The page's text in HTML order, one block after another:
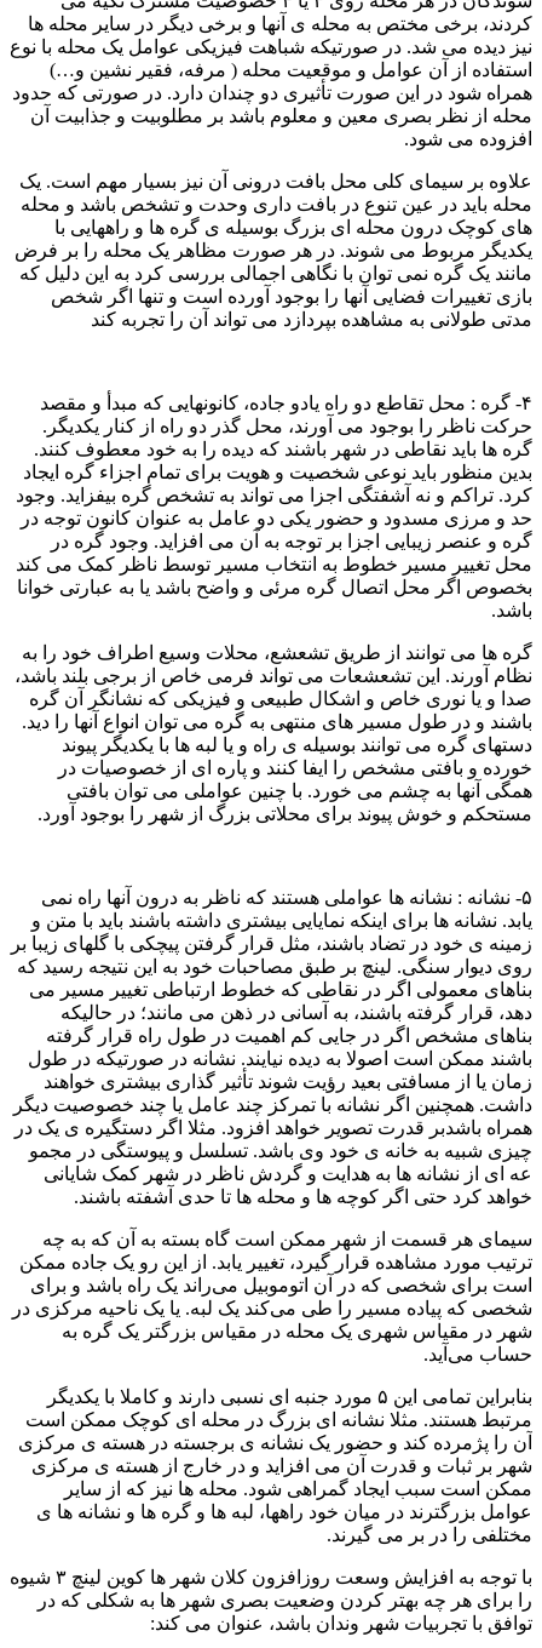
کردند، برخی مختص به محله ی آنها و برخی دیگر در سایر محله ها
نیز دیده می شد. در صورتیکه شباهت فیزیکی عوامل یک محله با نوع
استفاده از آن عوامل و موقعیت محله ( مرفه، فقیر نشین و…)
همراه شود در این صورت تأثیری دو چندان دارد. در صورتی که حدود
محله از نظر بصری معین و معلوم باشد بر مطلوبیت و جذابیت آن
افزوده می شود.
علاوه بر سیمای کلی محل بافت درونی آن نیز بسیار مهم است. یک
محله باید در عین تنوع در بافت داری وحدت و تشخص باشد و محله
های کوچک درون محله ای بزرگ بوسیله ی گره ها و راههایی با
یکدیگر مربوط می شوند. در هر صورت مظاهر یک محله را بر فرض
مانند یک گره نمی توان با نگاهی اجمالی بررسی کرد به این دلیل که
بازی تغییرات فضایی آنها را بوجود آورده است و تنها اگر شخص
مدتی طولانی به مشاهده بپردازد می تواند آن را تجربه کند
۴- گره : محل تقاطع دو راه یادو جاده، کانونهایی که مبدأ و مقصد
حرکت ناظر را بوجود می آورند، محل گذر دو راه از کنار یکدیگر.
گره ها باید نقاطی در شهر باشند که دیده را به خود معطوف کنند.
بدین منظور باید نوعی شخصیت و هویت برای تمام اجزاء گره ایجاد
کرد. تراکم و نه آشفتگی اجزا می تواند به تشخص گره بیفزاید. وجود
حد و مرزی مسدود و حضور یکی دو عامل به عنوان کانون توجه در
گره و عنصر زیبایی اجزا بر توجه به آن می افزاید. وجود گره در
محل تغییر مسیر خطوط به انتخاب مسیر توسط ناظر کمک می کند
بخصوص اگر محل اتصال گره مرئی و واضح باشد یا به عبارتی خوانا
باشد.
گره ها می توانند از طریق تشعشع، محلات وسیع اطراف خود را به
نظام آورند. این تشعشعات می تواند فرمی خاص از برجی بلند باشد،
صدا و یا نوری خاص و اشکال طبیعی و فیزیکی که نشانگر آن گره
باشند و در طول مسیر های منتهی به گره می توان انواع آنها را دید.
دستهای گره می توانند بوسیله ی راه و یا لبه ها با یکدیگر پیوند
خورده و بافتی مشخص را ایفا کنند و پاره ای از خصوصیات در
همگی آنها به چشم می خورد. با چنین عواملی می توان بافتی
مستحکم و خوش پیوند برای محلاتی بزرگ از شهر را بوجود آورد.
۵- نشانه : نشانه ها عواملی هستند که ناظر به درون آنها راه نمی
یابد. نشانه ها برای اینکه نمایایی بیشتری داشته باشند باید با متن و
زمینه ی خود در تضاد باشند، مثل قرار گرفتن پیچکی با گلهای زیبا بر
روی دیوار سنگی. لینچ بر طبق مصاحبات خود به این نتیجه رسید که
بناهای معمولی اگر در نقاطی که خطوط ارتباطی تغییر مسیر می
دهد، قرار گرفته باشند، به آسانی در ذهن می مانند؛ در حالیکه
بناهای مشخص اگر در جایی کم اهمیت در طول راه قرار گرفته
باشند ممکن است اصولا به دیده نیایند. نشانه در صورتیکه در طول
زمان یا از مسافتی بعید رؤیت شوند تأثیر گذاری بیشتری خواهند
داشت. همچنین اگر نشانه با تمرکز چند عامل یا چند خصوصیت دیگر
همراه باشدبر قدرت تصویر خواهد افزود. مثلا اگر دستگیره ی یک در
چیزی شبیه به خانه ی خود وی باشد. تسلسل و پیوستگی در مجمو
عه ای از نشانه ها به هدایت و گردش ناظر در شهر کمک شایانی
خواهد کرد حتی اگر کوچه ها و محله ها تا حدی آشفته باشند.
سیمای هر قسمت از شهر ممکن است گاه بسته به آن که به چه
ترتیب مورد مشاهده قرار گیرد، تغییر یابد. از این رو یک جاده ممکن
است برای شخصی که در آن اتوموبیل می‌راند یک راه باشد و برای
شخصی که پیاده مسیر را طی می‌کند یک لبه. یا یک ناحیه مرکزی در
شهر در مقیاس شهری یک محله در مقیاس بزرگتر یک گره به
حساب می‌آید.
بنابراین تمامی این ۵ مورد جنبه ای نسبی دارند و کاملا با یکدیگر
مرتبط هستند. مثلا نشانه ای بزرگ در محله ای کوچک ممکن است
آن را پژمرده کند و حضور یک نشانه ی برجسته در هسته ی مرکزی
شهر بر ثبات و قدرت آن می افزاید و در خارج از هسته ی مرکزی
ممکن است سبب ایجاد گمراهی شود. محله ها نیز که از سایر
عوامل بزرگترند در میان خود راهها، لبه ها و گره ها و نشانه ها ی
مختلفی را در بر می گیرند.
با توجه به افزایش وسعت روزافزون کلان شهر ها کوین لینچ ۳ شیوه
را برای هر چه بهتر کردن وضعیت بصری شهر ها به شکلی که در
توافق با تجربیات شهر وندان باشد، عنوان می کند: